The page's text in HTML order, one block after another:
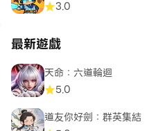
3.0
最新遊戲
天命：六道輪迴
5.0
道友你好劍：群英集結